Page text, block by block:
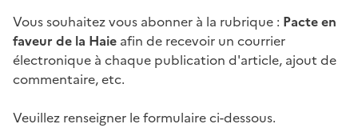
Vous souhaitez vous abonner à la rubrique : Pacte en
faveur de la Haie afin de recevoir un courrier
électronique à chaque publication d'article, ajout de
commentaire, etc.
Veuillez renseigner le formulaire ci-dessous.